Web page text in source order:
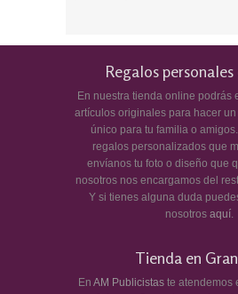
Regalos
En nuestra tienda online podrás
artículos originales para hacer
único para tu familia o
regalos personalizados que
envíanos tu foto o diseño que
nosotros nos encargamos del
Y si tienes alguna duda
nosotros aquí.
Tienda en
En AM Publicistas te atendemos